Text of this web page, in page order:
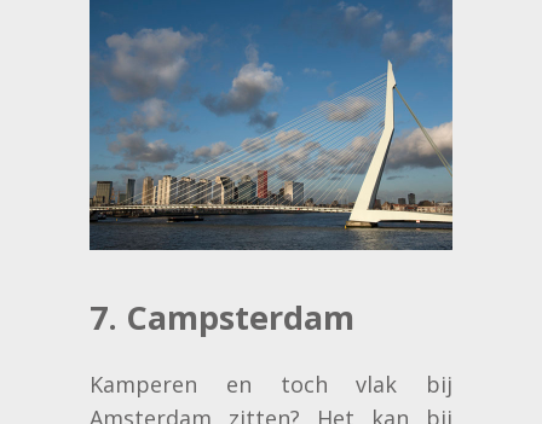
7. Campsterdam
Kamperen en toch vlak bij